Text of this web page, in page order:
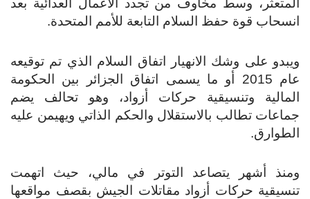
المتعثر، وسط مخاوف من تجدد الأعمال العدائية بعد
انسحاب قوة حفظ السلام التابعة للأمم المتحدة.
ويبدو على وشك الانهيار اتفاق السلام الذي تم توقيعه
عام 2015 أو ما يسمى اتفاق الجزائر بين الحكومة
المالية وتنسيقية حركات أزواد، وهو تحالف يضم
جماعات تطالب بالاستقلال والحكم الذاتي ويهيمن عليه
الطوارق.
ومنذ أشهر يتصاعد التوتر في مالي، حيث اتهمت
تنسيقية حركات أزواد مقاتلات الجيش بقصف مواقعها